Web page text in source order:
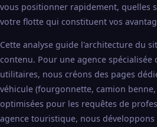
vous positionner rapidement, quelles
votre flotte qui constituent vos
Cette analyse guide l'architecture du
contenu. Pour une agence spécialisée
utilitaires, nous créons des pages
véhicule (fourgonnette, camion
optimisées pour les requêtes de
agence touristique, nous